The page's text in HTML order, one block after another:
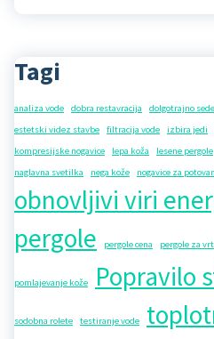
Tagi
analiza vode dobra restavracija dolgotrajno
estetski videz stavbe
filtracija vode izbira jedi
kompresijske nogavice
lepa koža lesene pergole
naglavna svetilka
nega kože nogavice za
obnovljivi viri
pergole pergole cena pergole za vrt
pomlajevanje kože Popravilo
sodobna rolete testiranje vode